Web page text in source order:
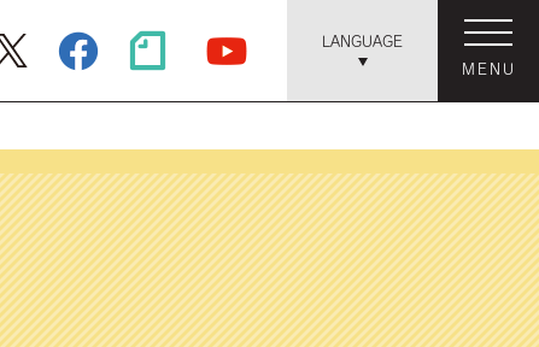
LANGUAGE
MENU